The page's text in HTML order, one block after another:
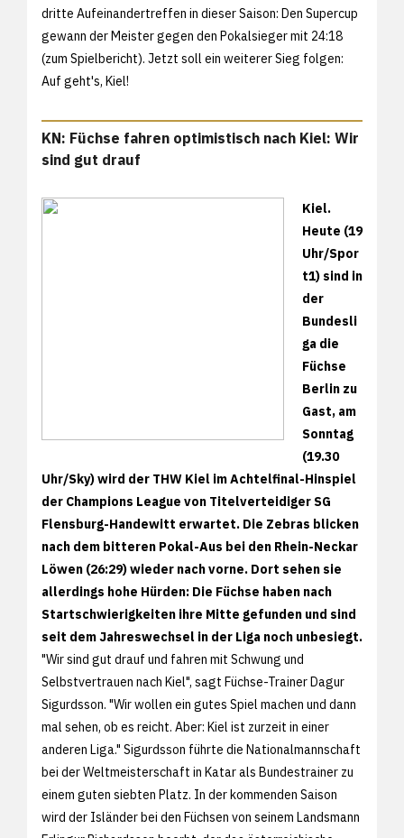
dritte Aufeinandertreffen in dieser Saison: Den Supercup
gewann der Meister gegen den Pokalsieger mit 24:18
(zum Spielbericht). Jetzt soll ein weiterer Sieg folgen:
Auf geht's, Kiel!
KN: Füchse fahren optimistisch nach Kiel: Wir
sind gut drauf
Kiel.
Heute (19
Uhr/Spor
t1) sind in
der
Bundesli
ga die
Füchse
Berlin zu
Gast, am
Sonntag
(19.30
Uhr/Sky) wird der THW Kiel im Achtelfinal-Hinspiel
der Champions League von Titelverteidiger SG
Flensburg-Handewitt erwartet. Die Zebras blicken
nach dem bitteren Pokal-Aus bei den Rhein-Neckar
Löwen (26:29) wieder nach vorne. Dort sehen sie
allerdings hohe Hürden: Die Füchse haben nach
Startschwierigkeiten ihre Mitte gefunden und sind
seit dem Jahreswechsel in der Liga noch unbesiegt.
"Wir sind gut drauf und fahren mit Schwung und
Selbstvertrauen nach Kiel", sagt Füchse-Trainer Dagur
Sigurdsson. "Wir wollen ein gutes Spiel machen und dann
mal sehen, ob es reicht. Aber: Kiel ist zurzeit in einer
anderen Liga." Sigurdsson führte die Nationalmannschaft
bei der Weltmeisterschaft in Katar als Bundestrainer zu
einem guten siebten Platz. In der kommenden Saison
wird der Isländer bei den Füchsen von seinem Landsmann